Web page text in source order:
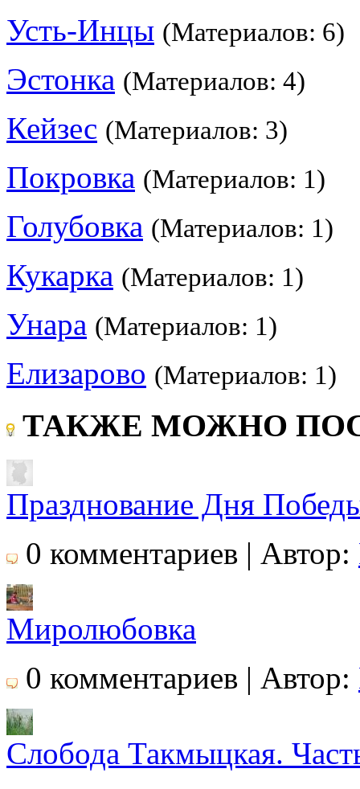
Усть-Инцы (Материалов: 6)
Эстонка (Материалов: 4)
Кейзес (Материалов: 3)
Покровка (Материалов: 1)
Голубовка (Материалов: 1)
Кукарка (Материалов: 1)
Унара (Материалов: 1)
Елизарово (Материалов: 1)
ТАКЖЕ МОЖНО
Празднование Дня
0 комментариев | Автор:
Миролюбовка
0 комментариев | Автор:
Слобода Такмыцкая.